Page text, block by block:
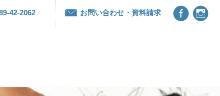
42-2062 お問い合わせ・資料請求  